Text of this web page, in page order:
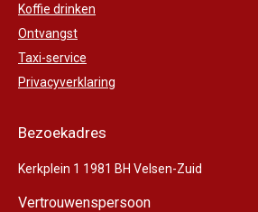
Koffie drinken
Ontvangst
Taxi-service
Privacyverklaring
Bezoekadres
Kerkplein 1 1981 BH Velsen-Zuid
Vertrouwenspersoon